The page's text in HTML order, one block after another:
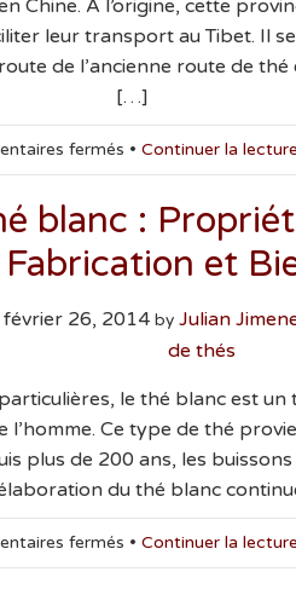
Chine. À l’origine, cette
leur transport au Tibet. Il
de l’ancienne route de
[…]
ferméssur
Le
pu-
:
vertus,
bienfaits
origine
• Continuer la
blanc :
Fabrication et
février 26, 2014 by Julian
de thés
le thé blanc est un
l’homme. Ce type de thé
plus de 200 ans, les
du thé blanc
ferméssur
Le
• Continuer la